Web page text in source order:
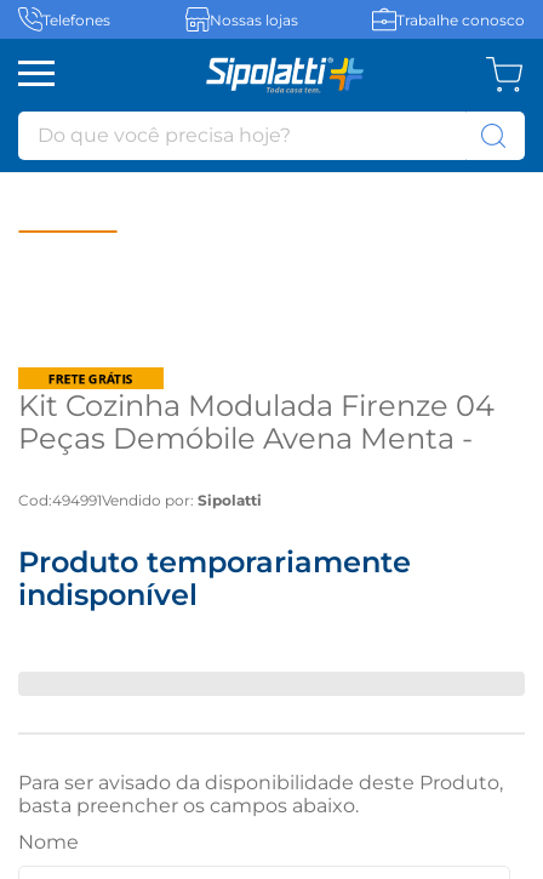
Telefones Nossas lojas Trabalhe conosco
Do que você precisa hoje?
Kit Cozinha Modulada Firenze 04
Peças Demóbile Avena Menta -
Cod:494991Vendido por: Sipolatti
Produto temporariamente
indisponível
Para ser avisado da disponibilidade deste Produto,
basta preencher os campos abaixo.